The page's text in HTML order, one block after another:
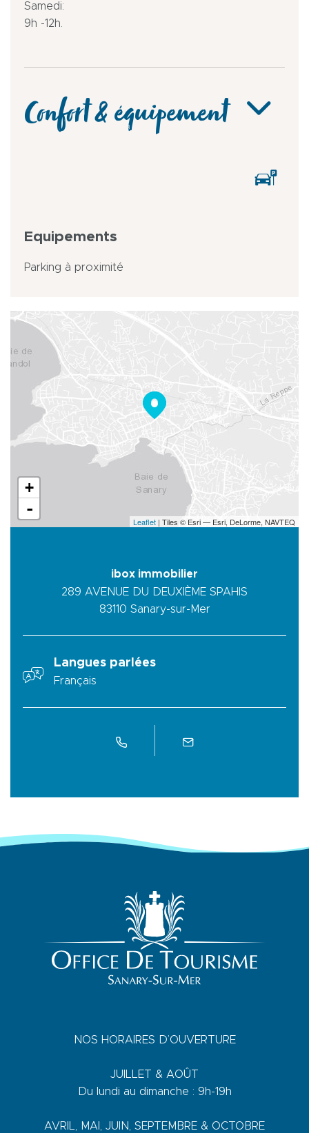
Samedi:
9h -12h.
Confort & équipement
Equipements
Parking à proximité
+
-
Leaflet | Tiles © Esri — Esri, DeLorme, NAVTEQ
ibox immobilier
289 AVENUE DU DEUXIÈME SPAHIS
83110 Sanary-sur-Mer
Langues parlées
Français
NOS HORAIRES D’OUVERTURE
JUILLET & AOÛT
Du lundi au dimanche : 9h-19h
AVRIL, MAI, JUIN, SEPTEMBRE & OCTOBRE